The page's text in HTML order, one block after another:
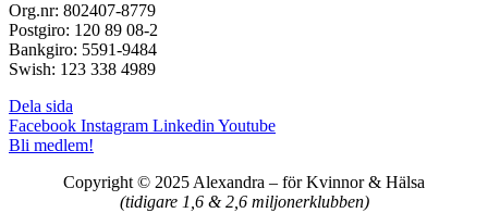
Org.nr: 802407-8779
Postgiro: 120 89 08-2
Bankgiro: 5591-9484
Swish: 123 338 4989
Dela sida
Facebook Instagram Linkedin Youtube
Bli medlem!
Copyright © 2025 Alexandra – för Kvinnor & Hälsa
(tidigare 1,6 & 2,6 miljonerklubben)